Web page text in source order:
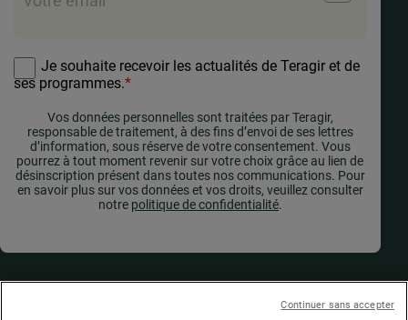
RGPD*
Je souhaite recevoir les actualités de Teragir et de
ses programmes.*
Vos données personnelles sont traitées par Teragir,
responsable de traitement, à des fins d’envoi de ses lettres
d’information, sous réserve de votre consentement. Vous
pourrez à tout moment revenir sur votre choix grâce au lien de
désinscription présent dans toutes nos communications. Pour
en savoir plus sur vos données et vos droits, veuillez consulter
notre politique de confidentialité.
Continuer sans accepter